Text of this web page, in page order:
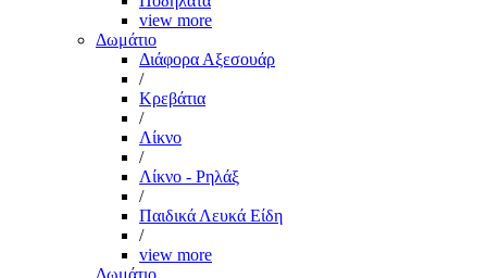
view more
Δωμάτιο
Διάφορα Αξεσουάρ
/
Κρεβάτια
/
Λίκνο
/
Λίκνο - Ρηλάξ
/
Παιδικά Λευκά Είδη
/
view more
Δωμάτιο